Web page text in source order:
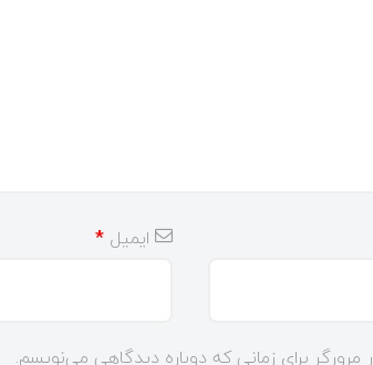
ایمیل*
برای زمانی که دوباره دیدگاهی می‌نویسم.